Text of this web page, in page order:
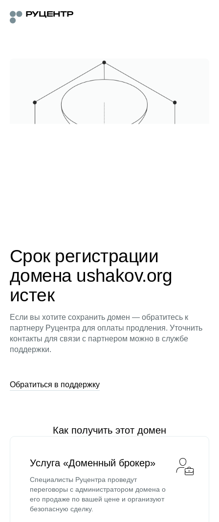
Срок регистрации
домена ushakov.org
истек
Если вы хотите сохранить домен — обратитесь к
партнеру Руцентра для оплаты продления. Уточнить
контакты для связи с партнером можно в службе
поддержки.
Обратиться в поддержку
Как получить этот домен
Услуга «Доменный брокер»
Специалисты Руцентра проведут
переговоры с администратором домена о
его продаже по вашей цене и организуют
безопасную сделку.